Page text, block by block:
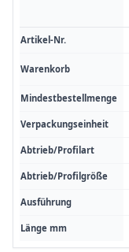
Artikel-Nr.
Warenkorb
Mindestbestellmenge
Verpackungseinheit
Abtrieb/Profilart
Abtrieb/Profilgröße
Ausführung
Länge mm